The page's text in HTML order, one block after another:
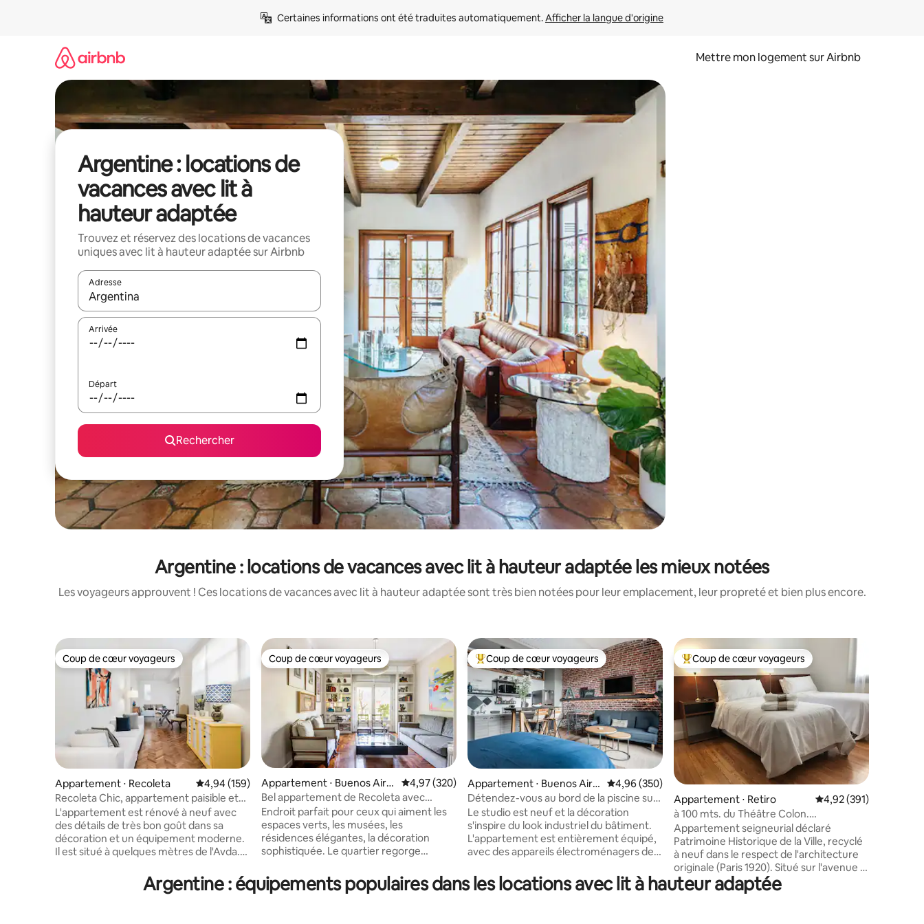
Certaines informations ont été traduites automatiquement. Afficher la langue d'origine
Mettre mon logement sur Airbnb
Argentine : locations de
vacances avec lit à
hauteur adaptée
Trouvez et réservez des locations de vacances
uniques avec lit à hauteur adaptée sur Airbnb
Adresse
Lorsque les résultats s'affichent, utilisez les flèches vers le haut et vers le bas pour les parcourir ou en appuyant et en faisant glisser.
Arrivée
Départ
Rechercher
Argentine : locations de vacances avec lit à hauteur adaptée les mieux notées
Les voyageurs approuvent ! Ces locations de vacances avec lit à hauteur adaptée sont très bien notées pour leur emplacement, leur propreté et bien plus encore.
Coup de cœur voyageurs
Coup de cœur voyageurs
Appartement ⋅ Recoleta Évaluation moyenne sur la base de 159 commentaires : 4,94 sur 5
4,94 (159)
Recoleta Chic, appartement paisible et
élégant
L'appartement est rénové à neuf avec
des détails de très bon goût dans sa
décoration et un équipement moderne.
Il est situé à quelques mètres de l'Avda.
magasins de la ville et très bien relié à ses
moyens de transport. La chambre
Coup de cœur voyageurs
Coup de cœur voyageurs
Appartement ⋅ Buenos Aire
s
Évaluation moyenne sur la base de 320 commentaires : 4,97 sur 5
4,97 (320)
Bel appartement de Recoleta avec
balcon à la française
Endroit parfait pour ceux qui aiment les
espaces verts, les musées, les
résidences élégantes, la décoration
sophistiquée. Le quartier regorge
emblématiques et de musées, et il est
proche du cœur de Recoleta. Les
Coups de cœur voyageurs les plus appréciés
Coup de cœur voyageurs
Appartement ⋅ Buenos Aire
s
Évaluation moyenne sur la base de 350 commentaires : 4,96 sur 5
4,96 (350)
Détendez-vous au bord de la piscine sur
le toit de ce studio moderne
Le studio est neuf et la décoration
s'inspire du look industriel du bâtiment.
L'appartement est entièrement équipé,
avec des appareils électroménagers de
un réfrigérateur Whirlpool de grande
taille, un four à micro-ondes Samsung,
Coups de cœur voyageurs les plus appréciés
Coup de cœur voyageurs
Appartement ⋅ Retiro Évaluation moyenne
4,92 (391)
à 100 mts. du Théâtre Colon.
Architecture Parisienne
Appartement seigneurial déclaré
Patrimoine Historique de la Ville, recyclé
à neuf dans le respect de l'architecture
originale (Paris 1920). Situé sur l'avenue la
plus large du monde, à proximité de la
rue Corrientes, de l'obélisque, de la
Argentine : équipements populaires dans les locations avec lit à hauteur adaptée